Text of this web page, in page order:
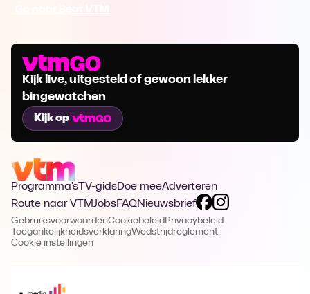
Kijk live, uitgesteld of gewoon lekker
bingewatchen
Kijk op
Programma's TV-gidsDoe meeAdverteren
Route naar VTMJobsFAQNieuwsbrief
GebruiksvoorwaardenCookiebeleid Privacybeleid
ToegankelijkheidsverklaringWedstrijdreglement
Cookie instellingen